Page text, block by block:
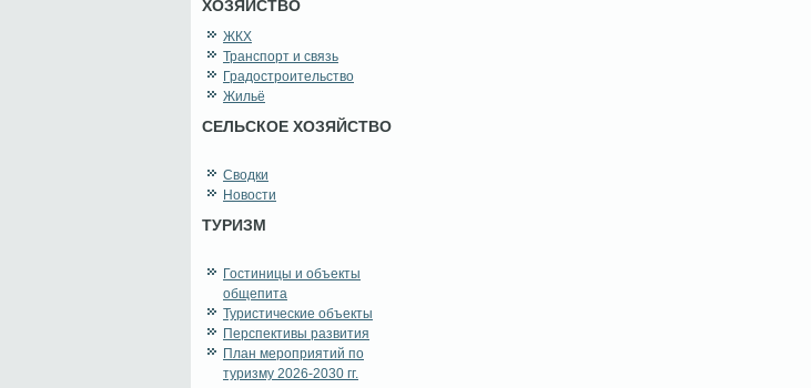
ХОЗЯЙСТВО
ЖКХ
Транспорт и связь
Градостроительство
Жильё
СЕЛЬСКОЕ ХОЗЯЙСТВО
Сводки
Новости
ТУРИЗМ
Гостиницы и объекты
общепита
Туристические объекты
Перспективы развития
План мероприятий по
туризму 2026-2030 гг.